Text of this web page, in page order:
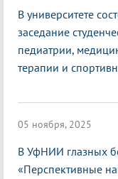
В университете
заседание
педиатрии,
терапии и
05 ноября, 2025
В УфНИИ глазных
«Перспективные